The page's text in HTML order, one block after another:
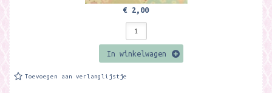
€ 2,00
In winkelwagen
Toevoegen aan verlanglijstje